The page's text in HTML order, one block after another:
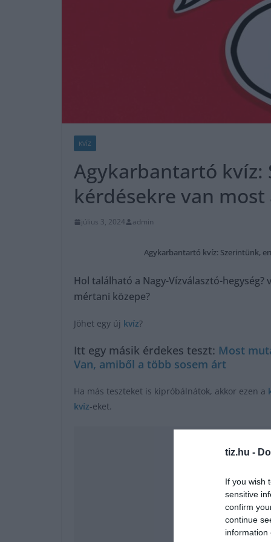
tiz.hu -
If you wish
sensitive
confirm
continue
information
KVÍZ
Agykarbantartó kvíz:
kérdésekre van
július 3, 2024 admin
Agykarbantartó kvíz: Szerintünk,
Hol található a Nagy-Vízválasztó-
mértani közepe?
Jöhet egy új kvíz?
Itt egy másik érdekes teszt: Most
Van, amiből a több sosem árt
Ha más teszteket is kipróbálnátok, akkor ezen a
kvíz-eket.